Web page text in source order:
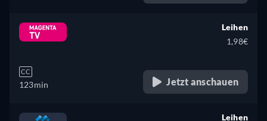
CC
123min
Leihen
1,98€
Jetzt anschauen
Leihen